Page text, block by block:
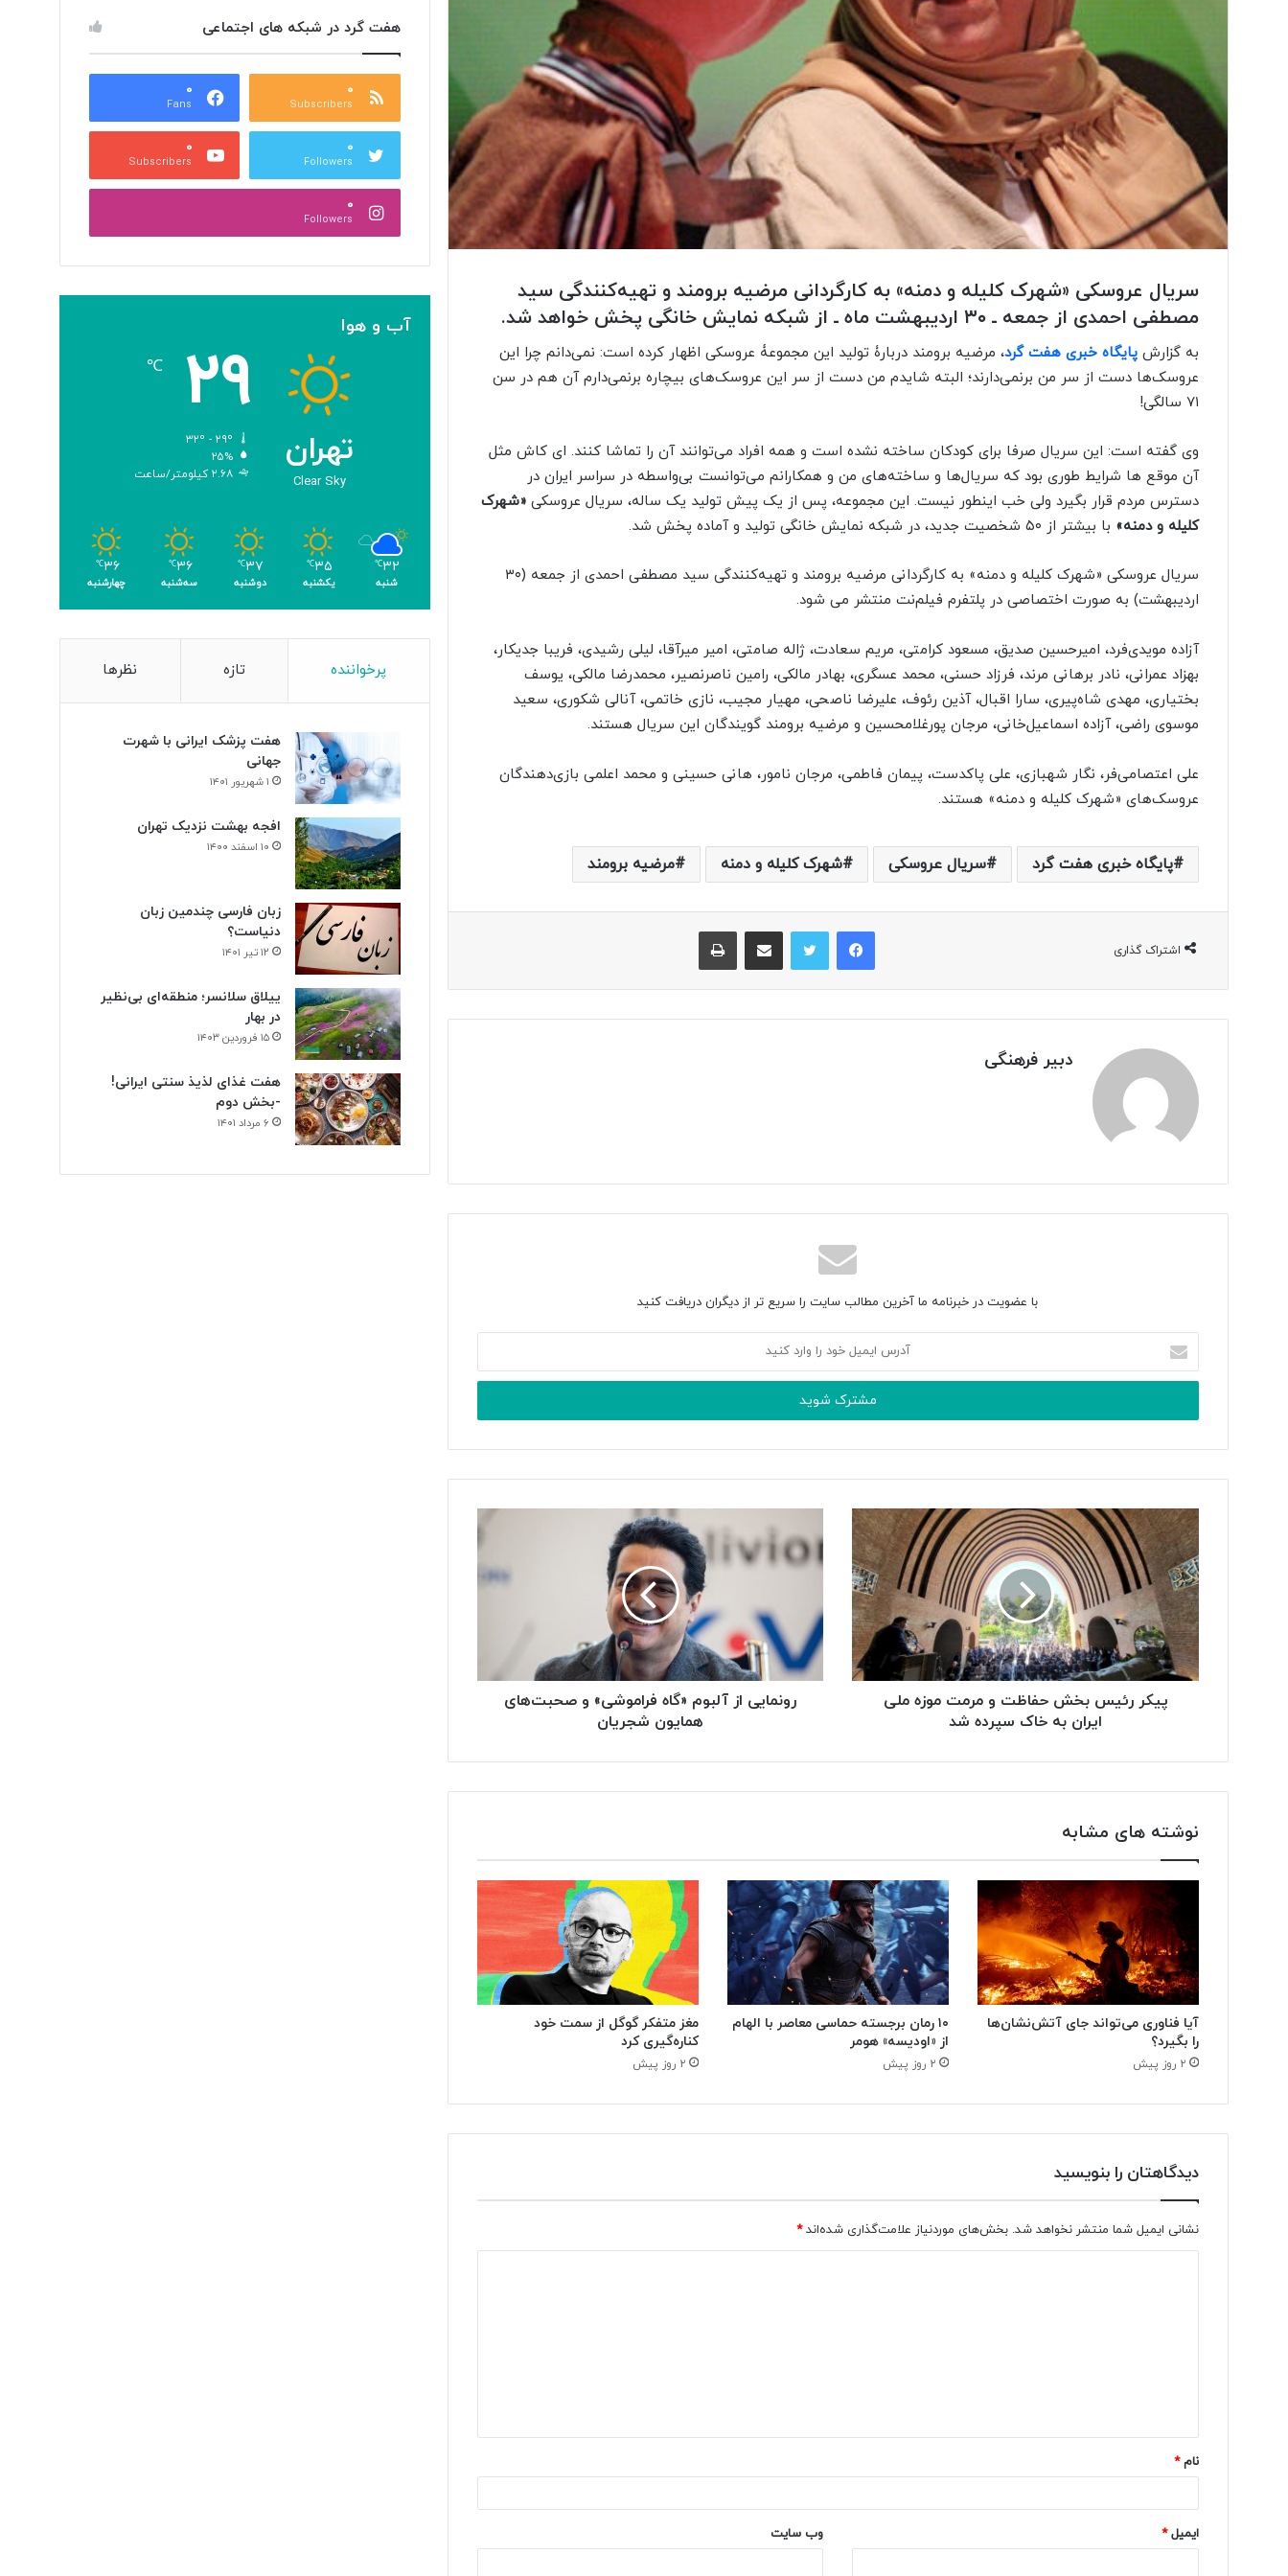
سریال عروسکی «شهرک کلیله و دمنه» به کارگردانی مرضیه برومند و تهیه‌کنندگی سید
مصطفی احمدی از جمعه ـ ۳۰ اردیبهشت ماه ـ از شبکه نمایش خانگی پخش خواهد شد.
به گزارش پایگاه خبری هفت گرد، مرضیه برومند دربارۀ تولید این مجموعۀ عروسکی اظهار کرده است: نمی‌دانم چرا این
عروسک‌ها دست از سر من برنمی‌دارند؛ البته شایدم من دست از سر این عروسک‌های بیچاره برنمی‌دارم آن هم در سن
۷۱ سالگی!
وی گفته است: این سریال صرفا برای کودکان ساخته نشده است و همه افراد می‌توانند آن را تماشا کنند. ای کاش مثل
آن موقع ها شرایط طوری بود که سریال‌ها و ساخته‌های من و همکارانم می‌توانست بی‌واسطه در سراسر ایران در
دسترس مردم قرار بگیرد ولی خب اینطور نیست. این مجموعه، پس از یک پیش تولید یک ساله، سریال عروسکی «شهرک
کلیله و دمنه» با بیشتر از ۵۰ شخصیت جدید، در شبکه نمایش خانگی تولید و آماده پخش شد.
سریال عروسکی «شهرک کلیله و دمنه» به کارگردانی مرضیه برومند و تهیه‌کنندگی سید مصطفی احمدی از جمعه (۳۰
اردیبهشت) به صورت اختصاصی در پلتفرم فیلم‌نت منتشر می شود.
آزاده مویدی‌فرد، امیرحسین صدیق،‌ مسعود کرامتی، مریم سعادت، ژاله صامتی، امیر میرآقا، لیلی رشیدی، فریبا جدیکار،
بهزاد عمرانی، نادر برهانی مرند، فرزاد حسنی، محمد عسگری، بهادر مالکی، رامین ناصرنصیر، محمدرضا مالکی، یوسف
بختیاری، مهدی شاه‌پیری، سارا اقبال، آذین رئوف، علیرضا ناصحی، مهیار مجیب، نازی خاتمی، آنالی شکوری، سعید
موسوی راضی، آزاده اسماعیل‌خانی، مرجان پورغلامحسین و مرضیه برومند گویندگان این سریال هستند.
علی اعتصامی‌فر، نگار شهبازی، علی پاکدست، پیمان فاطمی، مرجان نامور، هانی حسینی و محمد اعلمی بازی‌دهندگان
عروسک‌های «شهرک کلیله و دمنه» هستند.
پایگاه خبری هفت گرد سریال عروسکی شهرک کلیله و دمنه مرضیه برومند
اشتراک گذاری
فیس بوک توییتر اشتراک گذاری از طریق ایمیل چاپ
دبیر فرهنگی
با عضویت در خبرنامه ما آخرین مطالب سایت را سریع تر از دیگران دریافت کنید
ایمیل
خود
وارد
پیکر رئیس بخش حفاظت و مرمت موزه ملی
ایران به خاک سپرده شد
رونمایی از آلبوم «گاه فراموشی» و صحبت‌های
همایون شجریان
نوشته های مشابه
آیا فناوری می‌تواند جای آتش‌نشان‌ها
را بگیرد؟
۲ روز پیش
۱۰ رمان برجسته حماسی معاصر با الهام
از «اودیسه» هومر
۲ روز پیش
مغز متفکر گوگل از سمت خود
کناره‌گیری کرد
۲ روز پیش
دیدگاهتان را بنویسید
نشانی ایمیل شما منتشر نخواهد شد. بخش‌های موردنیاز علامت‌گذاری شده‌اند*
*
نام*
ایمیل* وب‌ سایت
هفت گرد در شبکه های اجتماعی
۰
Subscribers
۰
Fans
۰
Followers
۰
Subscribers
۰
Followers
آب و هوا
تهران
Clear Sky
۲۹ ℃
۲۵%
۲.۶۸ کیلومتر/ساعت
۳۲℃
شنبه
۳۵℃
یکشنبه
۳۷℃
دوشنبه
۳۶℃
سه‌شنبه
۳۶℃
چهارشنبه
پرخواننده تازه نظرها
هفت پزشک ایرانی با شهرت
جهانی
۱ شهریور ۱۴۰۱
افجه بهشت نزدیک تهران
۱۰ اسفند ۱۴۰۰
زبان فارسی چندمین زبان
دنیاست؟
۱۲ تیر ۱۴۰۱
ییلاق سلانسر؛ منطقه‌ای بی‌نظیر
در بهار
۱۵ فروردین ۱۴۰۳
هفت غذای لذیذ سنتی ایرانی!
-بخش دوم
۶ مرداد ۱۴۰۱